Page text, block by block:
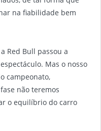
na fiabilidade bem
Red Bull passou a
Mas o nosso
campeonato,
não teremos
o equilíbrio do carro